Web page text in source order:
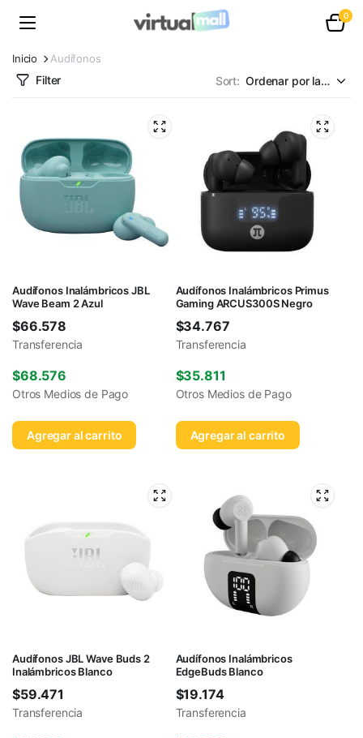
0
Inicio Audífonos
Filter Sort:
Audífonos Inalámbricos JBL
Wave Beam 2 Azul
$66.578
Transferencia
$68.576
Otros Medios de Pago
Agregar al carrito
Audífonos Inalámbricos Primus
Gaming ARCUS300S Negro
$34.767
Transferencia
$35.811
Otros Medios de Pago
Agregar al carrito
Audífonos JBL Wave Buds 2
Inalámbricos Blanco
$59.471
Transferencia
Audífonos Inalámbricos
EdgeBuds Blanco
$19.174
Transferencia